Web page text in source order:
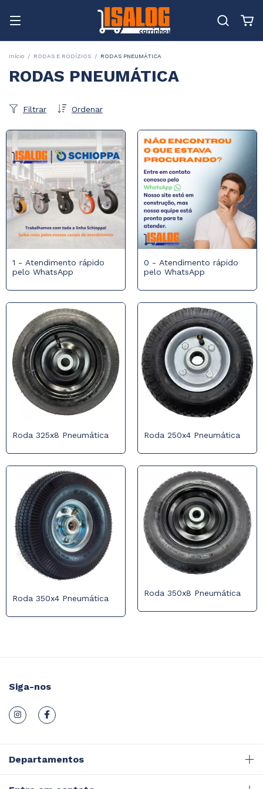
Início / RODAS E RODÍZIOS / RODAS PNEUMÁTICA
RODAS PNEUMÁTICA
Ordenar
Filtrar
1 - Atendimento rápido
pelo WhatsApp
0 - Atendimento rápido
pelo WhatsApp
Roda 325x8 Pneumática Roda 250x4 Pneumática
Roda 350x4 Pneumática
Roda 350x8 Pneumática
Siga-nos
Departamentos